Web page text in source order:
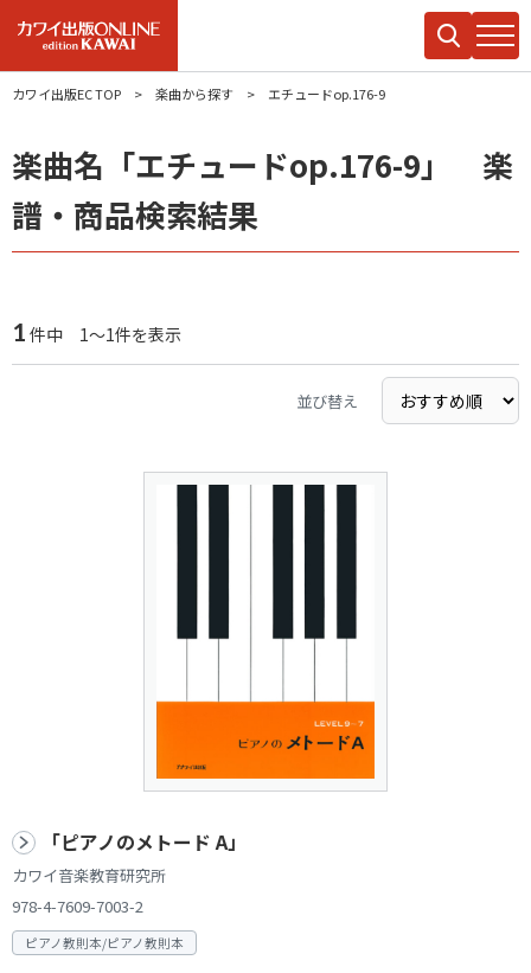
カワイ出版EC TOP 楽曲から探す エチュードop.176-9
楽曲名「エチュードop.176-9」 楽
譜・商品検索結果
1 件中 1～1件を表示
並び替え
「ピアノのメトード A」
カワイ音楽教育研究所
978-4-7609-7003-2
ピアノ教則本/ピアノ教則本